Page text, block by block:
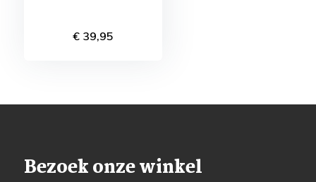
€ 39,95
Bezoek onze winkel